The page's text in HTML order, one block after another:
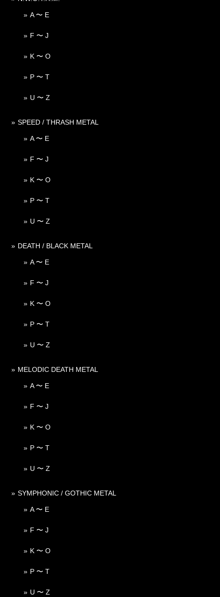
A 〜 E
F 〜 J
K 〜 O
P 〜 T
U 〜 Z
SPEED / THRASH METAL
A 〜 E
F 〜 J
K 〜 O
P 〜 T
U 〜 Z
DEATH / BLACK METAL
A 〜 E
F 〜 J
K 〜 O
P 〜 T
U 〜 Z
MELODIC DEATH METAL
A 〜 E
F 〜 J
K 〜 O
P 〜 T
U 〜 Z
SYMPHONIC / GOTHIC METAL
A 〜 E
F 〜 J
K 〜 O
P 〜 T
U 〜 Z